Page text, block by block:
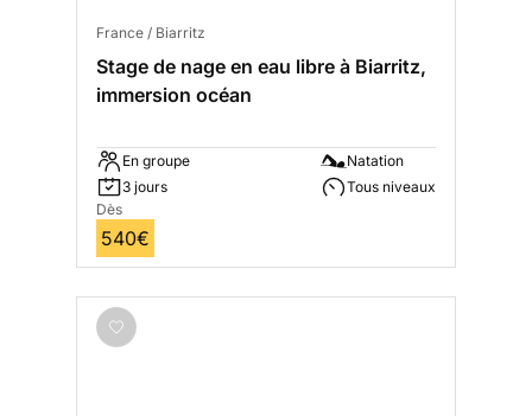
France / Biarritz
Stage de nage en eau libre à Biarritz,
immersion océan
En groupe
3 jours
Natation
Tous niveaux
Dès
540€